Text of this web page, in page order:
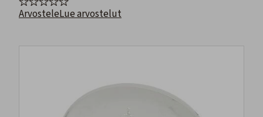
ArvosteleLue arvostelut